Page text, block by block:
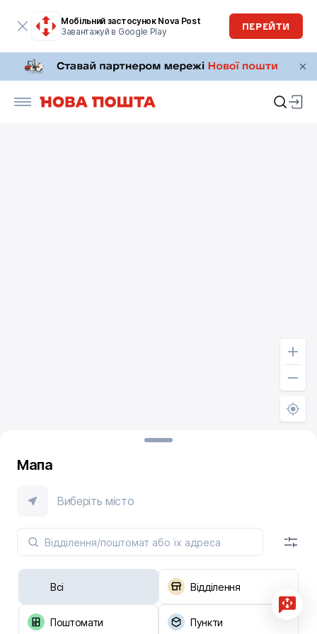
Мобільний застосунок Nova Post
Завантажуй в Google Play
ПЕРЕЙТИ
Мапа
Виберіть місто
Всі Відділення
Поштомати Пункти